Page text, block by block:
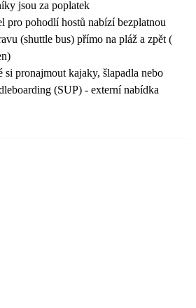
jsou za poplatek
pro pohodlí hostů nabízí bezplatnou
(shuttle bus) přímo na pláž a zpět (
si pronajmout kajaky, šlapadla nebo
(SUP) - externí nabídka